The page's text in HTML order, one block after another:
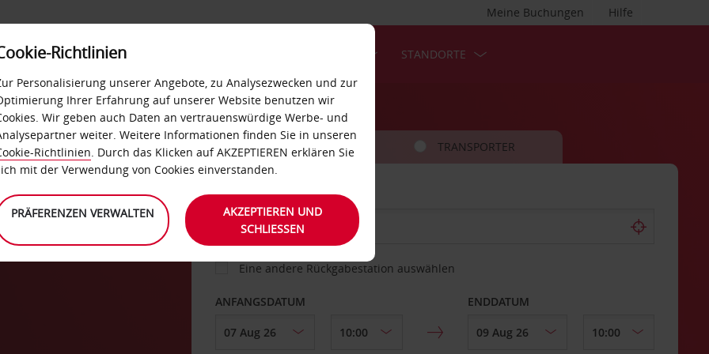
Hilfe
Meine Buchungen
SELF-SERVICES STANDORTE
FAHRZEUG TRANSPORTER
ABHOLEN VON
Eine andere Rückgabestation auswählen
ANFANGSDATUM ENDDATUM
Richtlinien
Personalisierung unserer Angebote, zu Analysezwecken und zur
Ihrer Erfahrung auf unserer Website benutzen wir
Wir geben auch Daten an vertrauenswürdige Werbe- und
weiter. Weitere Informationen finden Sie in unseren
Richtlinien. Durch das Klicken auf AKZEPTIEREN erklären Sie
mit der Verwendung von Cookies einverstanden.
PRÄFERENZEN VERWALTEN
AKZEPTIEREN UND
SCHLIESSEN